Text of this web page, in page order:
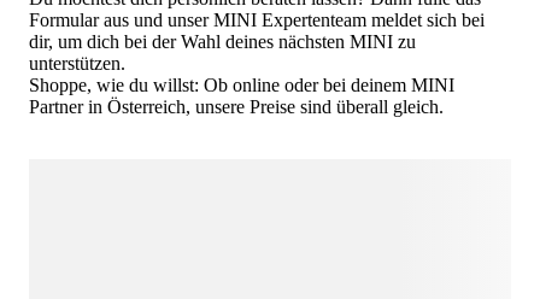
Formular aus und unser MINI Expertenteam meldet sich bei
dir, um dich bei der Wahl deines nächsten MINI zu
unterstützen.
Shoppe, wie du willst: Ob online oder bei deinem MINI
Partner in Österreich, unsere Preise sind überall gleich.